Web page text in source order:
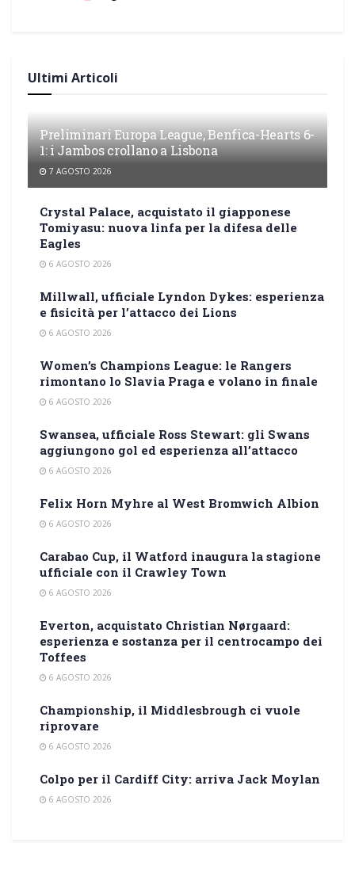
Ultimi Articoli
Preliminari Europa League, Benfica-Hearts 6-
1: i Jambos crollano a Lisbona
7 AGOSTO 2026
Crystal Palace, acquistato il giapponese
Tomiyasu: nuova linfa per la difesa delle
Eagles
6 AGOSTO 2026
Millwall, ufficiale Lyndon Dykes: esperienza
e fisicità per l’attacco dei Lions
6 AGOSTO 2026
Women’s Champions League: le Rangers
rimontano lo Slavia Praga e volano in finale
6 AGOSTO 2026
Swansea, ufficiale Ross Stewart: gli Swans
aggiungono gol ed esperienza all’attacco
6 AGOSTO 2026
Felix Horn Myhre al West Bromwich Albion
6 AGOSTO 2026
Carabao Cup, il Watford inaugura la stagione
ufficiale con il Crawley Town
6 AGOSTO 2026
Everton, acquistato Christian Nørgaard:
esperienza e sostanza per il centrocampo dei
Toffees
6 AGOSTO 2026
Championship, il Middlesbrough ci vuole
riprovare
6 AGOSTO 2026
Colpo per il Cardiff City: arriva Jack Moylan
6 AGOSTO 2026